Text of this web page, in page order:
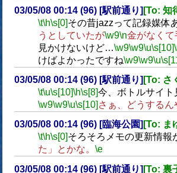
03/05/08 00:14 (96) [駅前通り] [To: 知
\t\h\s[0]その昔jazzって記録媒体
うとしていたが\w9\n金がなくて
見かけないけど…\w9\w9\u\s[10]
けばよかったですね\w9\w9\u
03/05/08 00:14 (96) [駅前通り] [To: さ
\t\u\s[10]\h\s[8]今、ボトルサイト
\w9\w9\u\s[10] さぁ、どうするん
03/05/08 00:14 (96) [臨海公園] [To: ま
\t\h\s[0]そろそろメモの更新情報
た」とかな。 \e
03/05/08 00:14 (96) [駅前通り] [To: 裏